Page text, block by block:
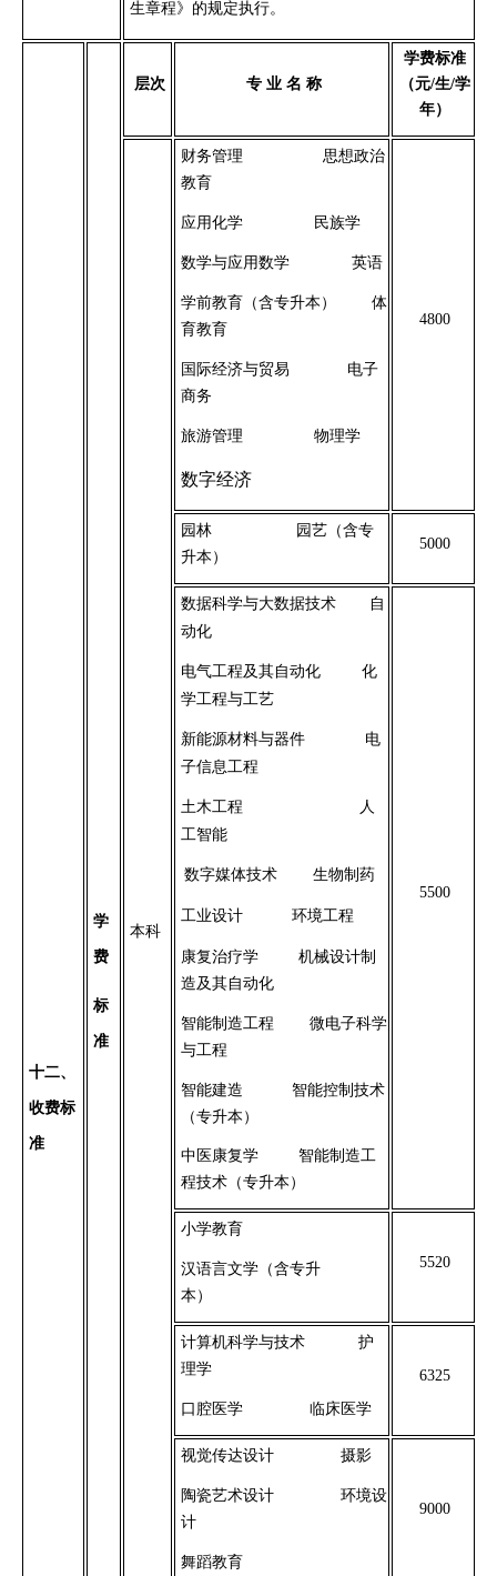
生章程》的规定执行。
十二、
收费标
准
学
费
标
准
层次 专 业 名 称
学费标准
（元/生/学
年）
本科
财务管理
思想政治
教育
应用化学 民族学
数学与应用数学 英语
学前教育（含专升本）
体
育教育
国际经济与贸易
电子
商务
旅游管理 物理学
数字经济
4800
园林
园艺（含专
升本）
5000
数据科学与大数据技术
自
动化
电气工程及其自动化
化
学工程与工艺
新能源材料与器件
电
子信息工程
土木工程
人
工智能
数字媒体技术 生物制药
工业设计 环境工程
康复治疗学 机械设计制
造及其自动化
智能制造工程 微电子科学
与工程
智能建造 智能控制技术
（专升本）
中医康复学 智能制造工
程技术（专升本）
5500
小学教育
汉语言文学（含专升
本）
5520
计算机科学与技术
护
理学
口腔医学 临床医学
6325
视觉传达设计 摄影
陶瓷艺术设计
环境设
计
舞蹈教育
9000